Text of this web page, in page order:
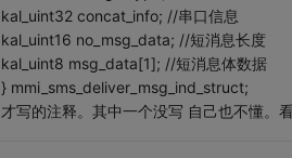
kal_uint32 concat_info; //串口信息
kal_uint16 no_msg_data; //短消息长度
kal_uint8 msg_data[1]; //短消息体数据
} mmi_sms_deliver_msg_ind_struct;
才写的注释。其中一个没写 自己也不懂。